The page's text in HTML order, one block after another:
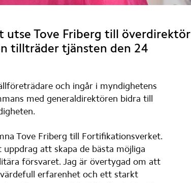
utse Tove Friberg till överdirektör
tillträder tjänsten den 24
och ingår i myndighetens
med generaldirektören bidra till
Tove Friberg till Fortifikationsverket.
att skapa de bästa möjliga
försvaret. Jag är övertygad om att
erfarenhet och ett starkt